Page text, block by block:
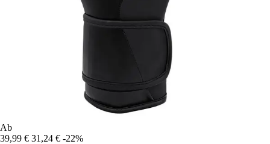
Ab
39,99 € 31,24 € -22%